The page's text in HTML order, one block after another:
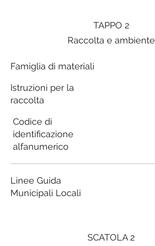
SCATOLA 2
TAPPO 2
Raccolta e ambiente
Famiglia di materiali
Istruzioni per la
raccolta
Codice di
identificazione
alfanumerico
Linee Guida
Municipali Locali